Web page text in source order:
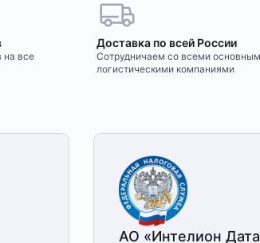
на все
Доставка по всей России
Сотрудничаем со всеми
логистическими компаниями
АО «Интелион